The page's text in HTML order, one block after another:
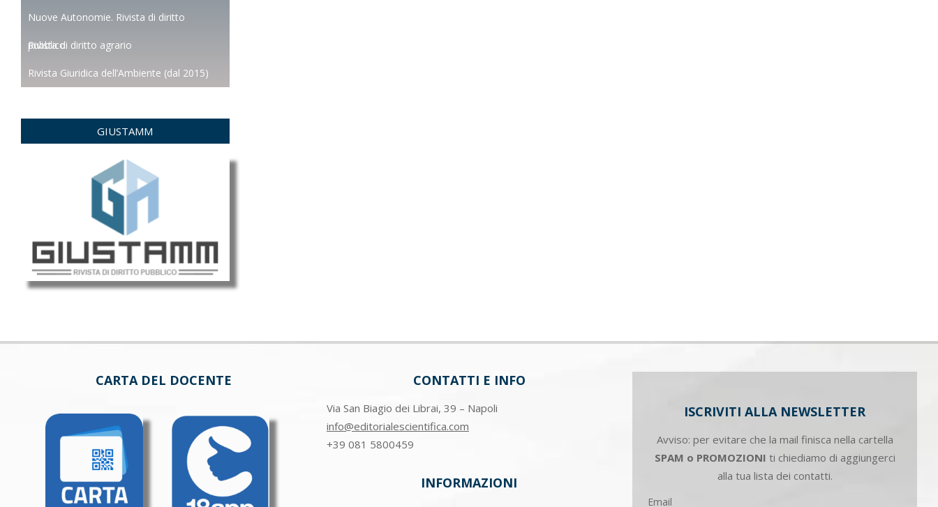
Nuove Autonomie. Rivista di diritto
pubblico
Rivista di diritto agrario
Rivista Giuridica dell’Ambiente (dal 2015)
GIUSTAMM
CARTA DEL DOCENTE CONTATTI E INFO
Via San Biagio dei Librai, 39 – Napoli
info@editorialescientifica.com
+39 081 5800459
INFORMAZIONI
ISCRIVITI ALLA NEWSLETTER
Avviso: per evitare che la mail finisca nella cartella
SPAM o PROMOZIONI ti chiediamo di aggiungerci
alla tua lista dei contatti.
Email